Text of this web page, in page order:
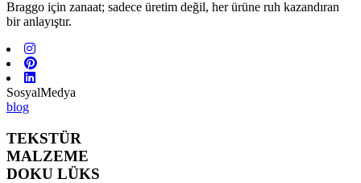
Braggo için zanaat; sadece üretim değil, her ürüne ruh kazandıran
bir anlayıştır.
SosyalMedya
blog
TEKSTÜR
MALZEME
DOKU LÜKS